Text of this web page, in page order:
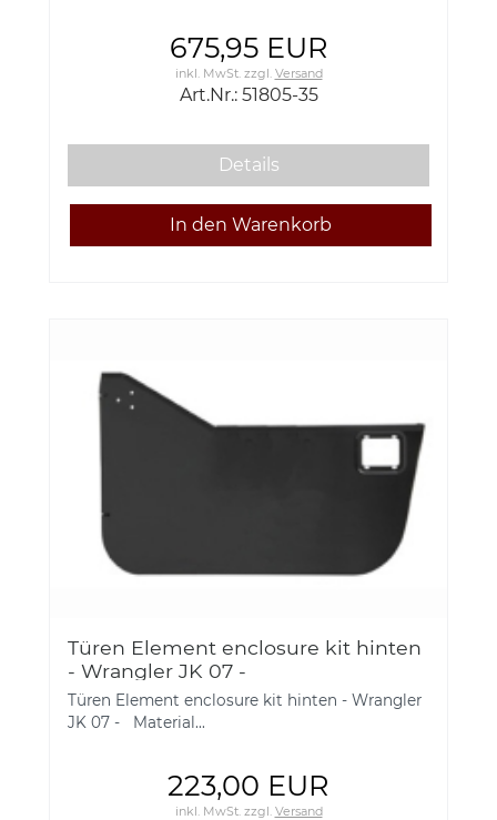
675,95 EUR
inkl. MwSt.zzgl. Versand
Art.Nr.: 51805-35
Details
Türen Element enclosure kit hinten
- Wrangler JK 07 -
Türen Element enclosure kit hinten - Wrangler
JK 07 - Material...
223,00 EUR
inkl. MwSt. zzgl. Versand